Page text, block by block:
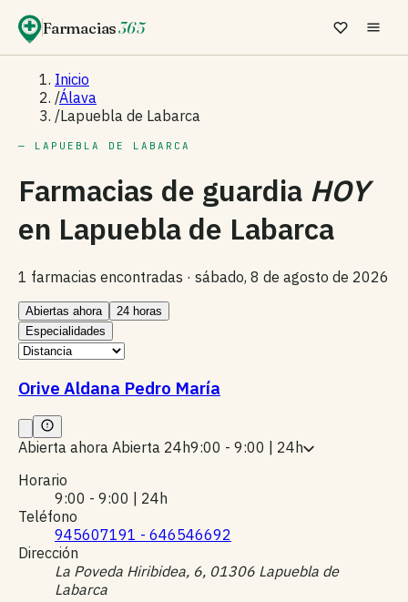
Farmacias365
Inicio
/Álava
/Lapuebla de Labarca
— LAPUEBLA DE LABARCA
Farmacias de guardia HOY
en Lapuebla de Labarca
1 farmacias encontradas · sábado, 8 de agosto de 2026
Abiertas ahora
24 horas
Especialidades
Orive Aldana Pedro María
Abierta ahora Abierta 24h9:00 - 9:00 | 24h
Horario
9:00 - 9:00 | 24h
Teléfono
945607191 - 646546692
Dirección
La Poveda Hiribidea, 6, 01306 Lapuebla de
Labarca